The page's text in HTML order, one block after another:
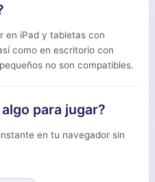
en iPad y tabletas con
como en escritorio con
no son compatibles.
para jugar?
en tu navegador sin